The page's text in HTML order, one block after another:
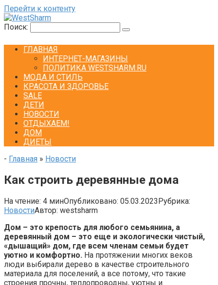
Перейти к контенту
Поиск:
ГЛАВНАЯ
ИНТЕРНЕТ-МАГАЗИНЫ
ПОЛИТИКА WESTSHARM.RU
МОДА И СТИЛЬ
КРАСОТА И ЗДОРОВЬЕ
SALE
ДЕТИ
НОВОСТИ
ОТДЫХАЕМ!
ДОМ
ДИЕТЫ
- Главная » Новости
Как строить деревянные дома
На чтение: 4 минОпубликовано: 05.03.2023Рубрика:
НовостиАвтор: westsharm
Дом – это крепость для любого семьянина, а
деревянный дом – это еще и экологически чистый,
«дышащий» дом, где всем членам семьи будет
уютно и комфортно. На протяжении многих веков
люди выбирали дерево в качестве строительного
материала для поселений, а все потому, что такие
строения прочны, теплопроводны, уютны и